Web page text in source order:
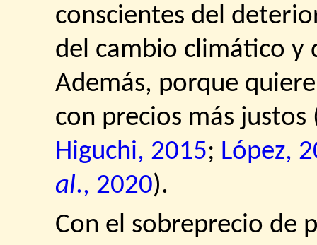
conscientes del
del cambio climático
Además, porque
con precios más justos
Higuchi, 2015; López,
al., 2020).
Con el sobreprecio de